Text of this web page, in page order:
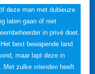
deze man met dubieuze
laten gaan óf niet
in privé doet.
best bewapende land
maar lapt deze in
Met zulke vrienden heeft